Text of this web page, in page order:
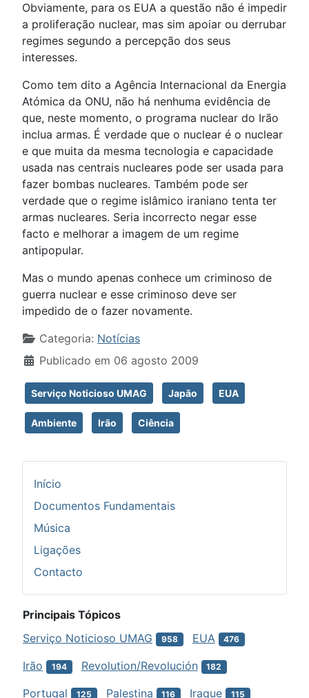
Obviamente, para os EUA a questão não é impedir
a proliferação nuclear, mas sim apoiar ou derrubar
regimes segundo a percepção dos seus
interesses.
Como tem dito a Agência Internacional da Energia
Atómica da ONU, não há nenhuma evidência de
que, neste momento, o programa nuclear do Irão
inclua armas. É verdade que o nuclear é o nuclear
e que muita da mesma tecnologia e capacidade
usada nas centrais nucleares pode ser usada para
fazer bombas nucleares. Também pode ser
verdade que o regime islâmico iraniano tenta ter
armas nucleares. Seria incorrecto negar esse
facto e melhorar a imagem de um regime
antipopular.
Mas o mundo apenas conhece um criminoso de
guerra nuclear e esse criminoso deve ser
impedido de o fazer novamente.
Detalhes
Categoria: Notícias
Publicado em 06 agosto 2009
Serviço Noticioso UMAG Japão EUA
Ambiente Irão Ciência
Início
Documentos Fundamentais
Música
Ligações
Contacto
Principais Tópicos
Serviço Noticioso UMAG
958 EUA 476
Irão 194 Revolution/Revolución 182
Portugal 125 Palestina 116 Iraque 115